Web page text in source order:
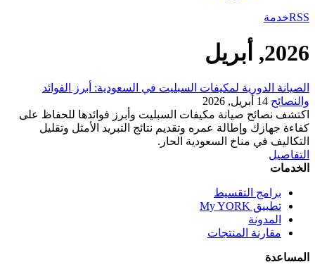
RSSخدمة
2026, أبريل
الصيانة الدورية لمكيفات السبليت في السعودية: أبرز الفوائد
والنصائح 14 أبريل, 2026
اكتشف نصائح صيانة مكيفات السبليت وأبرز فوائدها للحفاظ على
كفاءة جهازك وإطالة عمره وتقديم نتائج التبريد الأمثل وتقليل
التكاليف في مناخ السعودية الحار.
التفاصيل
الخدمات
برامج التقسيط
تطبيق My YORK
المدونة
مقارنة المنتجات
المساعدة